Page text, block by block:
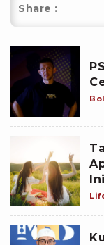
Share :
Ini